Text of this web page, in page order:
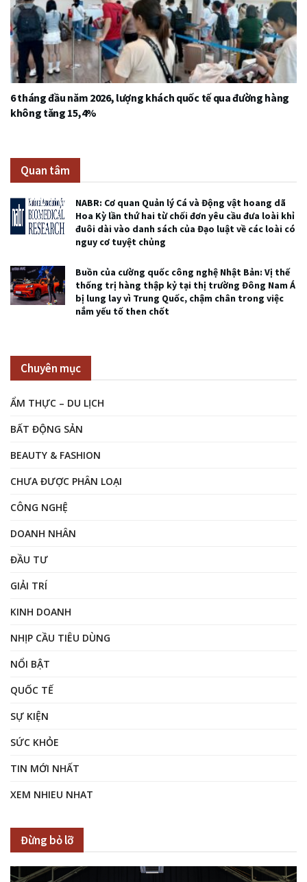
6 tháng đầu năm 2026, lượng khách quốc tế qua đường hàng
không tăng 15,4%
Quan tâm
NABR: Cơ quan Quản lý Cá và Động vật hoang dã
Hoa Kỳ lần thứ hai từ chối đơn yêu cầu đưa loài khỉ
đuôi dài vào danh sách của Đạo luật về các loài có
nguy cơ tuyệt chủng
Buồn của cường quốc công nghệ Nhật Bản: Vị thế
thống trị hàng thập kỷ tại thị trường Đông Nam Á
bị lung lay vì Trung Quốc, chậm chân trong việc
nắm yếu tố then chốt
Chuyên mục
ẨM THỰC – DU LỊCH
BẤT ĐỘNG SẢN
BEAUTY & FASHION
CHƯA ĐƯỢC PHÂN LOẠI
CÔNG NGHỆ
DOANH NHÂN
ĐẦU TƯ
GIẢI TRÍ
KINH DOANH
NHỊP CẦU TIÊU DÙNG
NỔI BẬT
QUỐC TẾ
SỰ KIỆN
SỨC KHỎE
TIN MỚI NHẤT
XEM NHIEU NHAT
Đừng bỏ lỡ